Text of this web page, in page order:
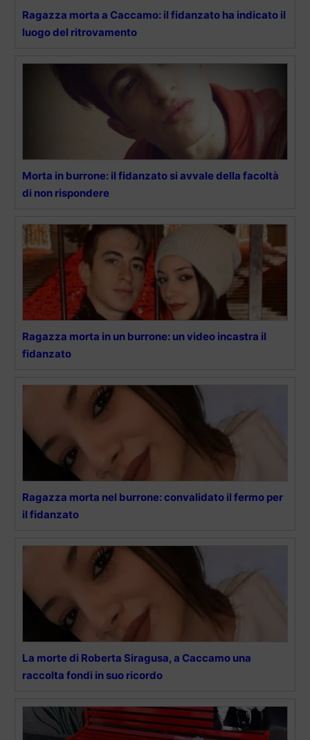
Ragazza morta a Caccamo: il fidanzato ha indicato il
luogo del ritrovamento
Morta in burrone: il fidanzato si avvale della facoltà
di non rispondere
Ragazza morta in un burrone: un video incastra il
fidanzato
Ragazza morta nel burrone: convalidato il fermo per
il fidanzato
La morte di Roberta Siragusa, a Caccamo una
raccolta fondi in suo ricordo